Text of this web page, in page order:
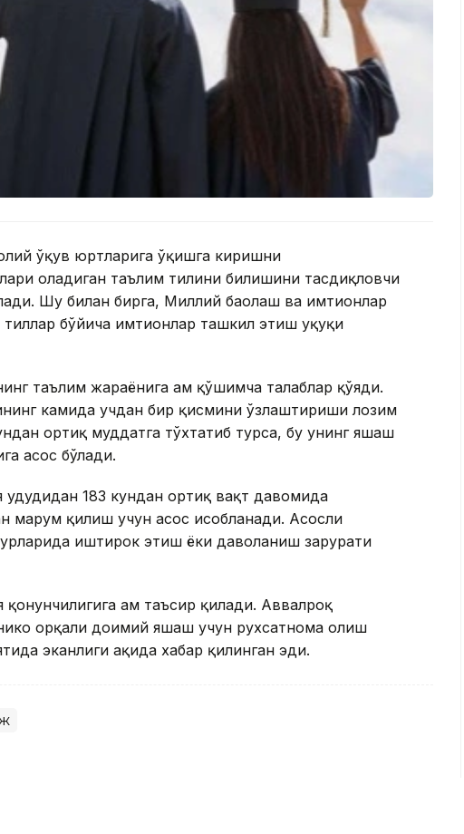
ўқув юртларига ўқишга киришни
оладиган таълим тилини билишини тасдиқловчи
Шу билан бирга, Миллий баҳолаш ва имтиҳонлар
бўйича имтиҳонлар ташкил этиш ҳуқуқи
таълим жараёнига ҳам қўшимча талаблар қўяди.
камида учдан бир қисмини ўзлаштириши лозим
ортиқ муддатга тўхтатиб турса, бу унинг яшаш
асос бўлади.
183 кундан ортиқ вақт давомида
маҳрум қилиш учун асос ҳисобланади. Асосли
иштирок этиш ёки даволаниш зарурати
ҳам таъсир қилади. Аввалроқ
орқали доимий яшаш учун рухсатнома олиш
эканлиги ҳақида хабар қилинган эди.